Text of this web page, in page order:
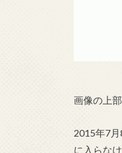
画像の上
2015年7月
に入らな